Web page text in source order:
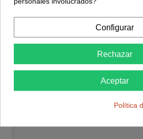
0,56 €
Configurar
Rechazar
Aceptar
Política